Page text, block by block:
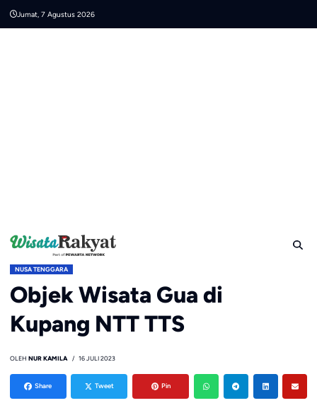
Jumat, 7 Agustus 2026
NUSA TENGGARA
Objek Wisata Gua di
Kupang NTT TTS
OLEH NUR KAMILA 16 JULI 2023
Share Tweet Pin